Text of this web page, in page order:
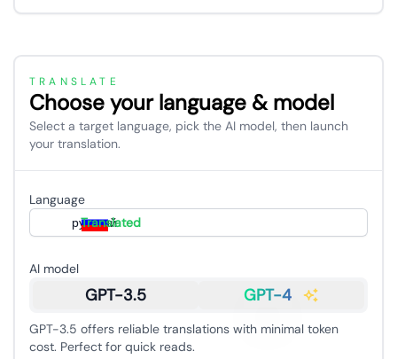
TRANSLATE
Choose your language & model
Select a target language, pick the AI model, then launch
your translation.
Language
русский
Translated
AI model
GPT-3.5 GPT-4
GPT-3.5 offers reliable translations with minimal token
cost. Perfect for quick reads.